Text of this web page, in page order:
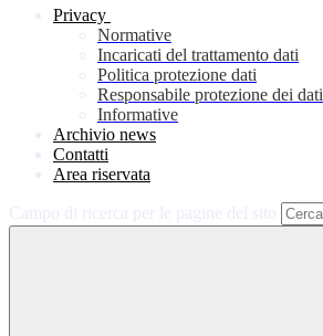
Privacy
Normative
Incaricati del trattamento dati
Politica protezione dati
Responsabile protezione dei dati
Informative
Archivio news
Contatti
Area riservata